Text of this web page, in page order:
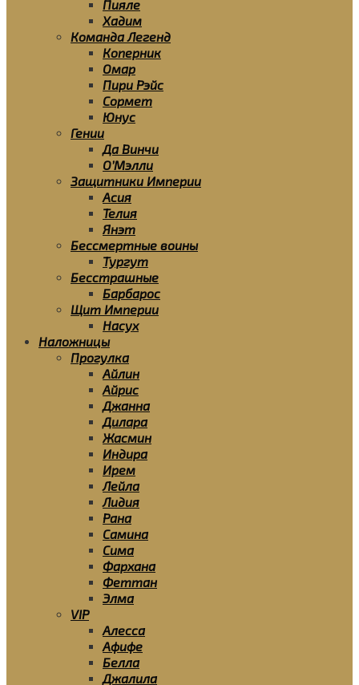
Пияле
Хадим
Команда Легенд
Коперник
Омар
Пири Рэйс
Сормет
Юнус
Гении
Да Винчи
О’Мэлли
Защитники Империи
Асия
Телия
Янэт
Бессмертные воины
Тургут
Бесстрашные
Барбарос
Щит Империи
Насух
Наложницы
Прогулка
Айлин
Айрис
Джанна
Дилара
Жасмин
Индира
Ирем
Лейла
Лидия
Рана
Самина
Сима
Фархана
Феттан
Элма
VIP
Алесса
Афифе
Белла
Джалила